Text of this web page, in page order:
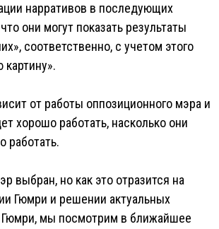
нарративов в последующих
они могут показать результаты
соответственно, с учетом этого
картину».
от работы оппозиционного мэра и
хорошо работать, насколько они
работать.
выбран, но как это отразится на
Гюмри и решении актуальных
Гюмри, мы посмотрим в ближайшее